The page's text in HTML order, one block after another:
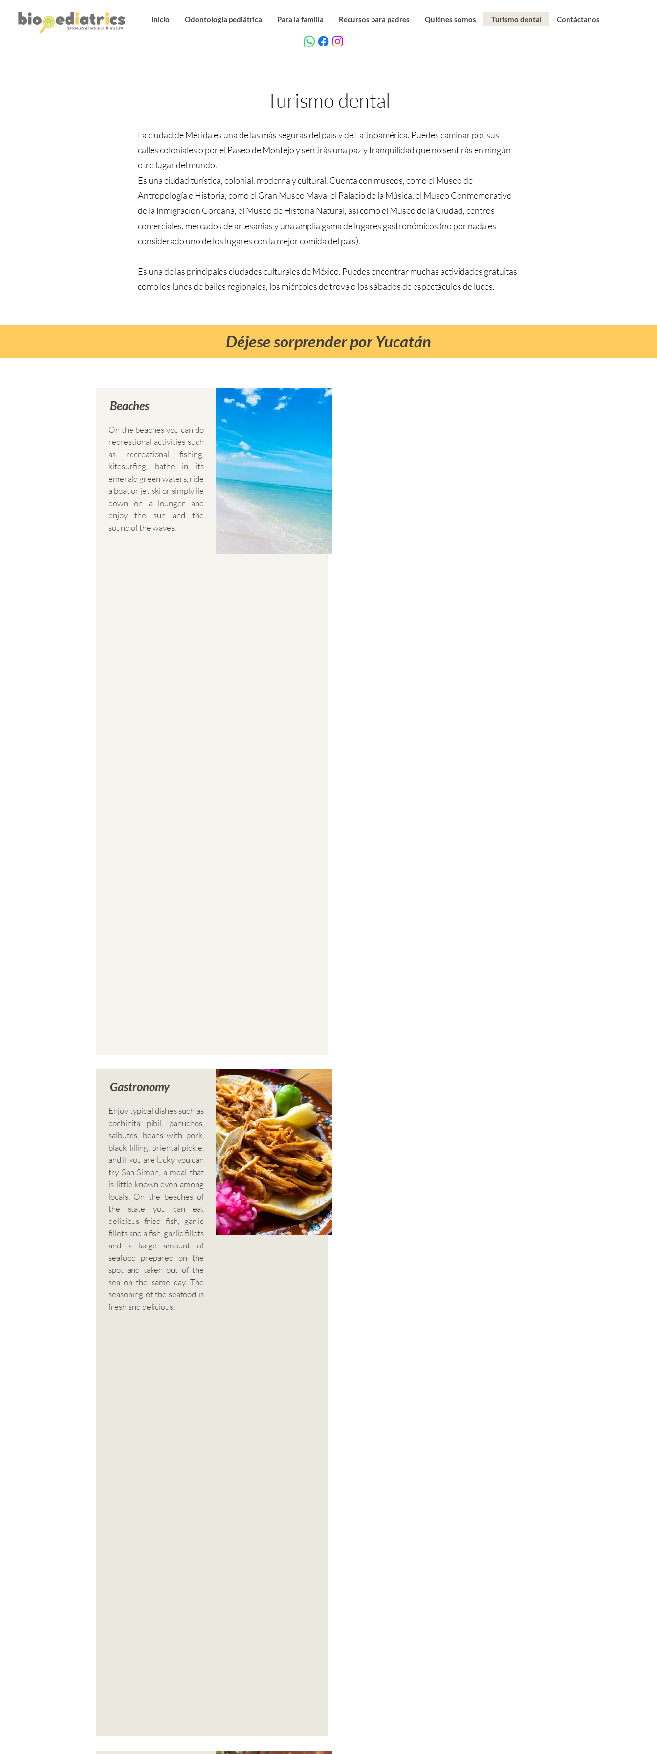
Inicio Odontología pediátrica Para la familia Recursos para padres Quiénes somos Turismo dental Contáctanos
Turismo dental
La ciudad de Mérida es una de las más seguras del país y de Latinoamérica. Puedes caminar por sus
calles coloniales o por el Paseo de Montejo y sentirás una paz y tranquilidad que no sentirás en ningún
otro lugar del mundo.
Es una ciudad turística, colonial, moderna y cultural. Cuenta con museos, como el Museo de
Antropología e Historia, como el Gran Museo Maya, el Palacio de la Música, el Museo Conmemorativo
de la Inmigración Coreana, el Museo de Historia Natural, así como el Museo de la Ciudad, centros
comerciales, mercados de artesanías y una amplia gama de lugares gastronómicos (no por nada es
considerado uno de los lugares con la mejor comida del país).
Es una de las principales ciudades culturales de México. Puedes encontrar muchas actividades gratuitas
como los lunes de bailes regionales, los miércoles de trova o los sábados de espectáculos de luces.
Déjese sorprender por Yucatán
Beaches
On the beaches you can do
recreational activities such
as recreational fishing,
kitesurfing, bathe in its
emerald green waters, ride
a boat or jet ski or simply lie
down on a lounger and
enjoy the sun and the
sound of the waves.
Gastronomy
Enjoy typical dishes such as
cochinita pibil, panuchos,
salbutes, beans with pork,
black filling, oriental pickle,
and if you are lucky, you can
try San Simón, a meal that
is little known even among
locals. On the beaches of
the state you can eat
delicious fried fish, garlic
fillets and a fish, garlic fillets
and a large amount of
seafood prepared on the
spot and taken out of the
sea on the same day. The
seasoning of the seafood is
fresh and delicious.